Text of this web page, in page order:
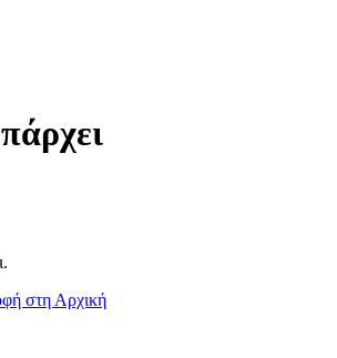
στη Αρχική